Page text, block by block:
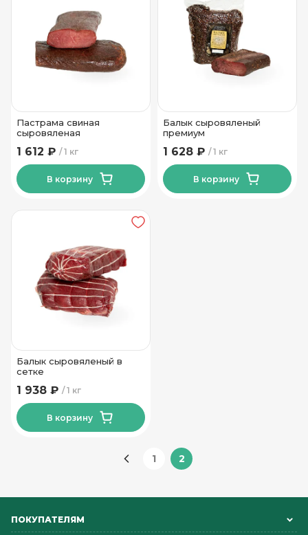
Пастрама свиная
сыровяленая
1 кг
1 612 ₽
В корзину
Балык сыровяленый
премиум
1 кг
1 628 ₽
В корзину
Балык сыровяленый в
сетке
1 кг
1 938 ₽
В корзину
1 2
ПОКУПАТЕЛЯМ